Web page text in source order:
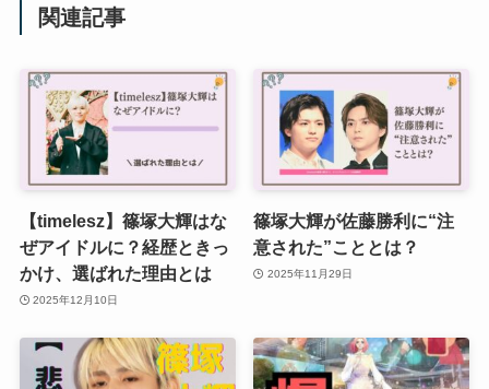
関連記事
【timelesz】篠塚大輝はな
ぜアイドルに？経歴ときっ
かけ、選ばれた理由とは
2025年12月10日
篠塚大輝が佐藤勝利に“注
意された”こととは？
2025年11月29日